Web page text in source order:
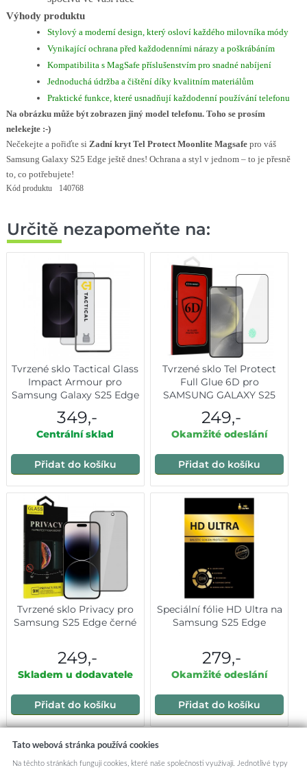
Výhody produktu
Stylový a moderní design, který osloví každého milovníka módy
Vynikající ochrana před každodenními nárazy a poškrábáním
Kompatibilita s MagSafe příslušenstvím pro snadné nabíjení
Jednoduchá údržba a čištění díky kvalitním materiálům
Praktické funkce, které usnadňují každodenní používání telefonu
Na obrázku může být zobrazen jiný model telefonu. Toho se prosím
nelekejte :-)
Nečekejte a pořiďte si Zadní kryt Tel Protect Moonlite Magsafepro váš
Samsung Galaxy S25 Edge ještě dnes! Ochrana a styl v jednom – to je přesně
to, co potřebujete!
Kód produktu 140768
Určitě nezapomeňte na:
Tvrzené sklo Tactical Glass
Impact Armour pro
Samsung Galaxy S25 Edge
349,-
Centrální sklad
Přidat do košíku
Tvrzené sklo Tel Protect
Full Glue 6D pro
SAMSUNG GALAXY S25
249,-
Okamžité odeslání
Přidat do košíku
Tvrzené sklo Privacy pro
Samsung S25 Edge černé
249,-
Skladem u dodavatele
Přidat do košíku
Speciální fólie HD Ultra na
Samsung S25 Edge
279,-
Okamžité odeslání
Přidat do košíku
Mohlo by vás zajímat:
Tato webová stránka používá cookies
Na těchto stránkách fungují cookies, které naše společnosti využívají. Jednotlivé typy